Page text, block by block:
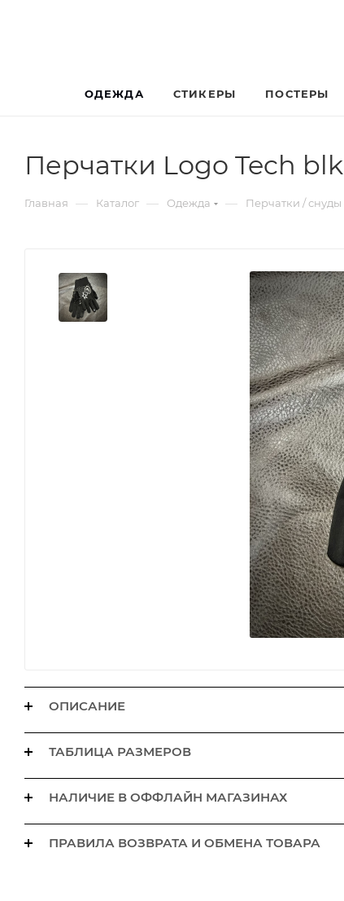
ОДЕЖДА СТИКЕРЫ ПОСТЕРЫ
Перчатки Logo Tech blk
Главная — Каталог — Одежда — Перчатки / снуды
ОПИСАНИЕ
ТАБЛИЦА РАЗМЕРОВ
НАЛИЧИЕ В ОФФЛАЙН МАГАЗИНАХ
ПРАВИЛА ВОЗВРАТА И ОБМЕНА ТОВАРА